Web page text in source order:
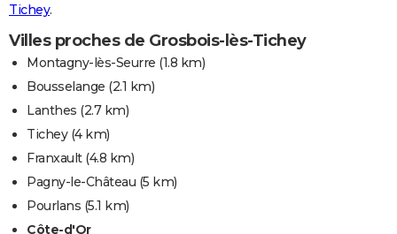
Tichey.
Villes proches de Grosbois-lès-Tichey
Montagny-lès-Seurre (1.8 km)
Bousselange (2.1 km)
Lanthes (2.7 km)
Tichey(4 km)
Franxault(4.8 km)
Pagny-le-Château (5 km)
Pourlans (5.1 km)
Côte-d'Or